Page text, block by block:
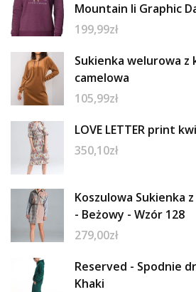
Mountain Ii Graphic
199,99zł
Sukienka welurowa z
camelowa
105,99zł
LOVE LETTER print
350,10zł
Koszulowa Sukienka
- Beżowy - Wzór 128
279,00zł
Reserved - Spodnie
Khaki